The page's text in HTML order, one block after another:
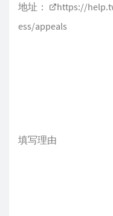
地址：
https://
ess/appeals
填写理由